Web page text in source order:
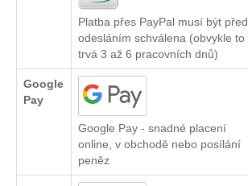
Platba přes PayPal musí být před
odesláním schválena (obvykle to
trvá 3 až 6 pracovních dnů)
Google
Pay
Google Pay - snadné placení
online, v obchodě nebo posílání
peněz